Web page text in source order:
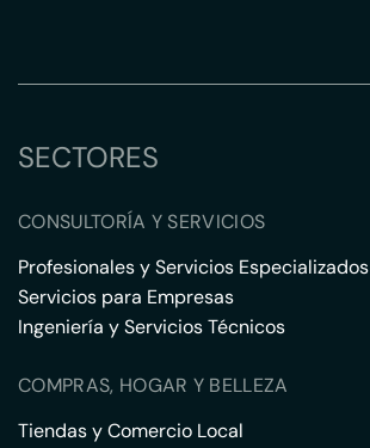
SECTORES
CONSULTORÍA Y SERVICIOS
Profesionales y Servicios Especializados
Servicios para Empresas
Ingeniería y Servicios Técnicos
COMPRAS, HOGAR Y BELLEZA
Tiendas y Comercio Local